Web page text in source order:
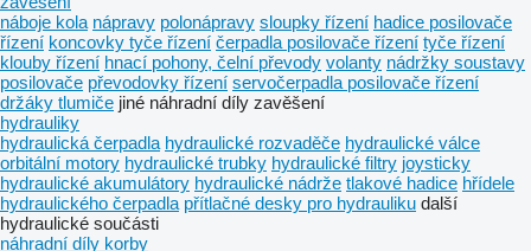
náboje kola nápravy polonápravy sloupky řízení hadice posilovače
řízení koncovky tyče řízení čerpadla posilovače řízení tyče řízení
klouby řízení hnací pohony, čelní převody volanty nádržky soustavy
posilovače převodovky řízení servočerpadla posilovače řízení
držáky tlumiče jiné náhradní díly zavěšení
hydrauliky
hydraulická čerpadla hydraulické rozvaděče hydraulické válce
orbitální motory hydraulické trubky hydraulické filtry joysticky
hydraulické akumulátory hydraulické nádrže tlakové hadice hřídele
hydraulického čerpadla přítlačné desky pro hydrauliku další
hydraulické součásti
náhradní díly korby